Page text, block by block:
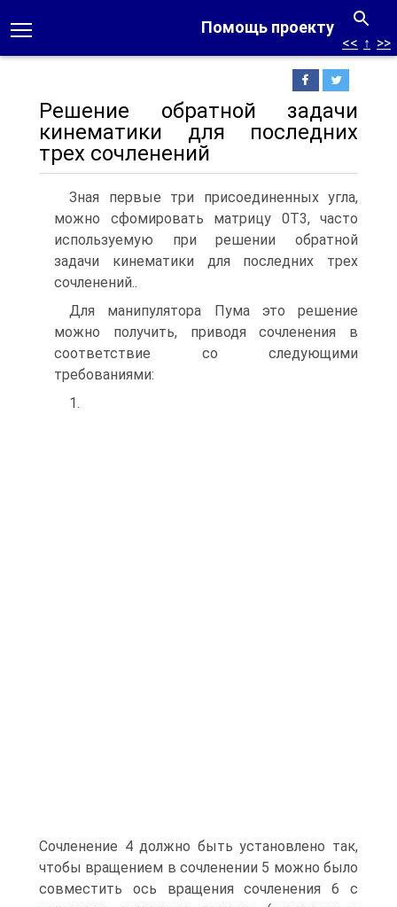
Помощь проекту
<< ↑ >>
Решение обратной задачи
кинематики для последних
трех сочленений
Зная первые три присоединенных угла,
можно сфомировать матрицу 0Т3, часто
используемую при решении обратной
задачи кинематики для последних трех
сочленений..
Для манипулятора Пума это решение
можно получить, приводя сочленения в
соответствие со следующими
требованиями:
1.
Сочленение 4 должно быть установлено так,
чтобы вращением в сочленении 5 можно было
совместить ось вращения сочленения 6 с